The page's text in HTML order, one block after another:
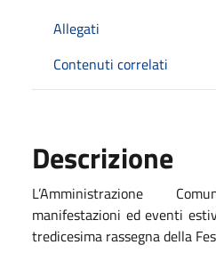
Allegati
Contenuti correlati
Descrizione
L’Amministrazione
manifestazioni ed eventi
tredicesima rassegna della